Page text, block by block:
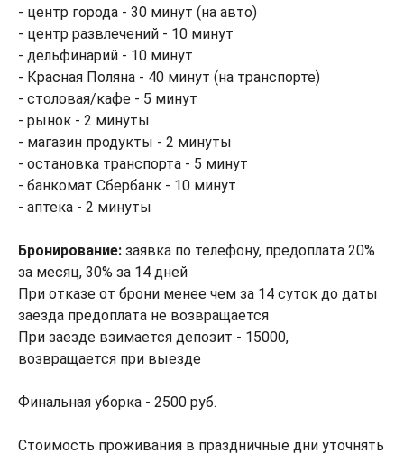
- центр города - 30 минут (на авто)
- центр развлечений - 10 минут
- дельфинарий - 10 минут
- Красная Поляна - 40 минут (на транспорте)
- столовая/кафе - 5 минут
- рынок - 2 минуты
- магазин продукты - 2 минуты
- остановка транспорта - 5 минут
- банкомат Сбербанк - 10 минут
- аптека - 2 минуты
Бронирование: заявка по телефону, предоплата 20%
за месяц, 30% за 14 дней
При отказе от брони менее чем за 14 суток до даты
заезда предоплата не возвращается
При заезде взимается депозит - 15000,
возвращается при выезде
Финальная уборка - 2500 руб.
Стоимость проживания в праздничные дни уточнять